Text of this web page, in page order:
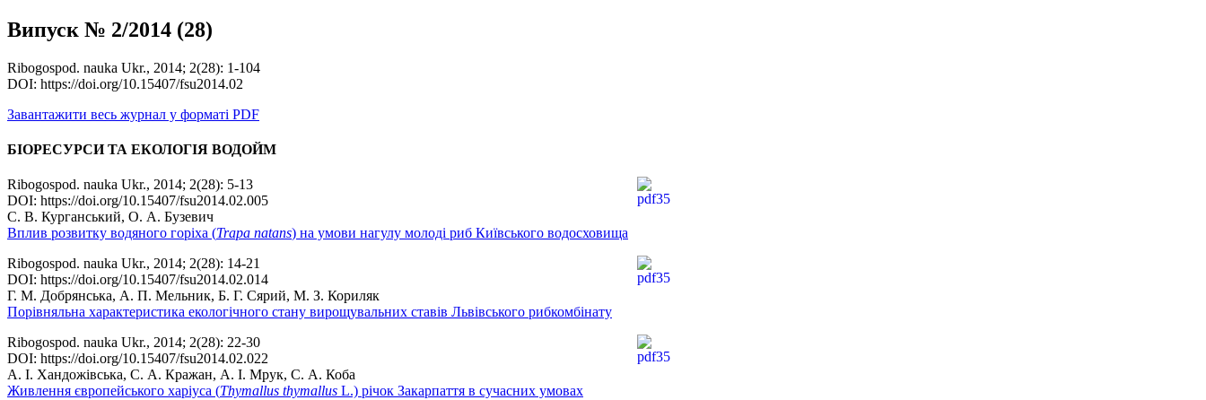
Випуск № 2/2014 (28)
Ribogospod. nauka Ukr., 2014; 2(28): 1-104
DOI: https://doi.org/10.15407/fsu2014.02
Завантажити весь журнал у форматі PDF
БІОРЕСУРСИ ТА ЕКОЛОГІЯ ВОДОЙМ
Ribogospod. nauka Ukr., 2014; 2(28): 5-13
DOI: https://doi.org/10.15407/fsu2014.02.005
С. В. Курганський, О. А. Бузевич
Вплив розвитку водяного горіха (Trapa natans) на умови нагулу молоді риб Київського водосховища
Ribogospod. nauka Ukr., 2014; 2(28): 14-21
DOI: https://doi.org/10.15407/fsu2014.02.014
Г. М. Добрянська, А. П. Мельник, Б. Г. Сярий, М. З. Кориляк
Порівняльна характеристика екологічного стану вирощувальних ставів Львівського рибкомбінату
Ribogospod. nauka Ukr., 2014; 2(28): 22-30
DOI: https://doi.org/10.15407/fsu2014.02.022
А. І. Хандожівська, С. А. Кражан, А. І. Мрук, С. А. Коба
Живлення європейського харіуса (Thymallus thymallus L.) річок Закарпаття в сучасних умовах